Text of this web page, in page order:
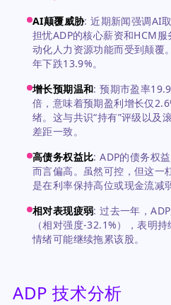
AI颠覆威胁:近期新闻强调AI
担忧ADP的核心薪资和HCM
动化人力资源功能而受到颠覆
年下跌13.9%。
增长预期温和:预期市盈率
倍，意味着预期盈利增长仅
绪。这与共识“持有”评级以及
差距一致。
高债务权益比:ADP的债务权
而言偏高。虽然可控，但这一
是在利率保持高位或现金流减
相对表现疲弱:过去一年，
（相对强度-32.1%），表明
情绪可能继续拖累该股。
ADP 技术分析